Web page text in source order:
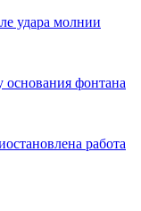
удара молнии
основания фонтана
работа